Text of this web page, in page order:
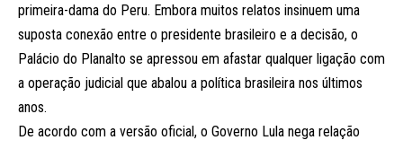
primeira-dama do Peru. Embora muitos relatos insinuem uma
suposta conexão entre o presidente brasileiro e a decisão, o
Palácio do Planalto se apressou em afastar qualquer ligação com
a operação judicial que abalou a política brasileira nos últimos
anos.
De acordo com a versão oficial, o Governo Lula nega relação